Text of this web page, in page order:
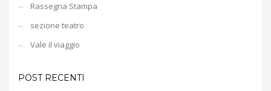
Rassegna Stampa
sezione teatro
Vale il viaggio
POST RECENTI